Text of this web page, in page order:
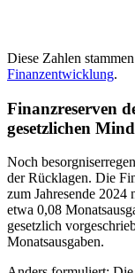
Diese Zahlen
Finanzentwicklung.
Finanzreserven
gesetzlichen
Noch
der Rücklagen. Die
zum Jahresende
etwa 0,08
gesetzlich
Monatsausgaben.